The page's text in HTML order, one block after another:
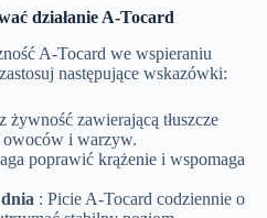
działanie A-Tocard
A-Tocard we wspieraniu
następujące wskazówki:
żywność zawierającą tłuszcze
owoców i warzyw.
poprawić krążenie i wspomaga
: Picie A-Tocard codziennie o